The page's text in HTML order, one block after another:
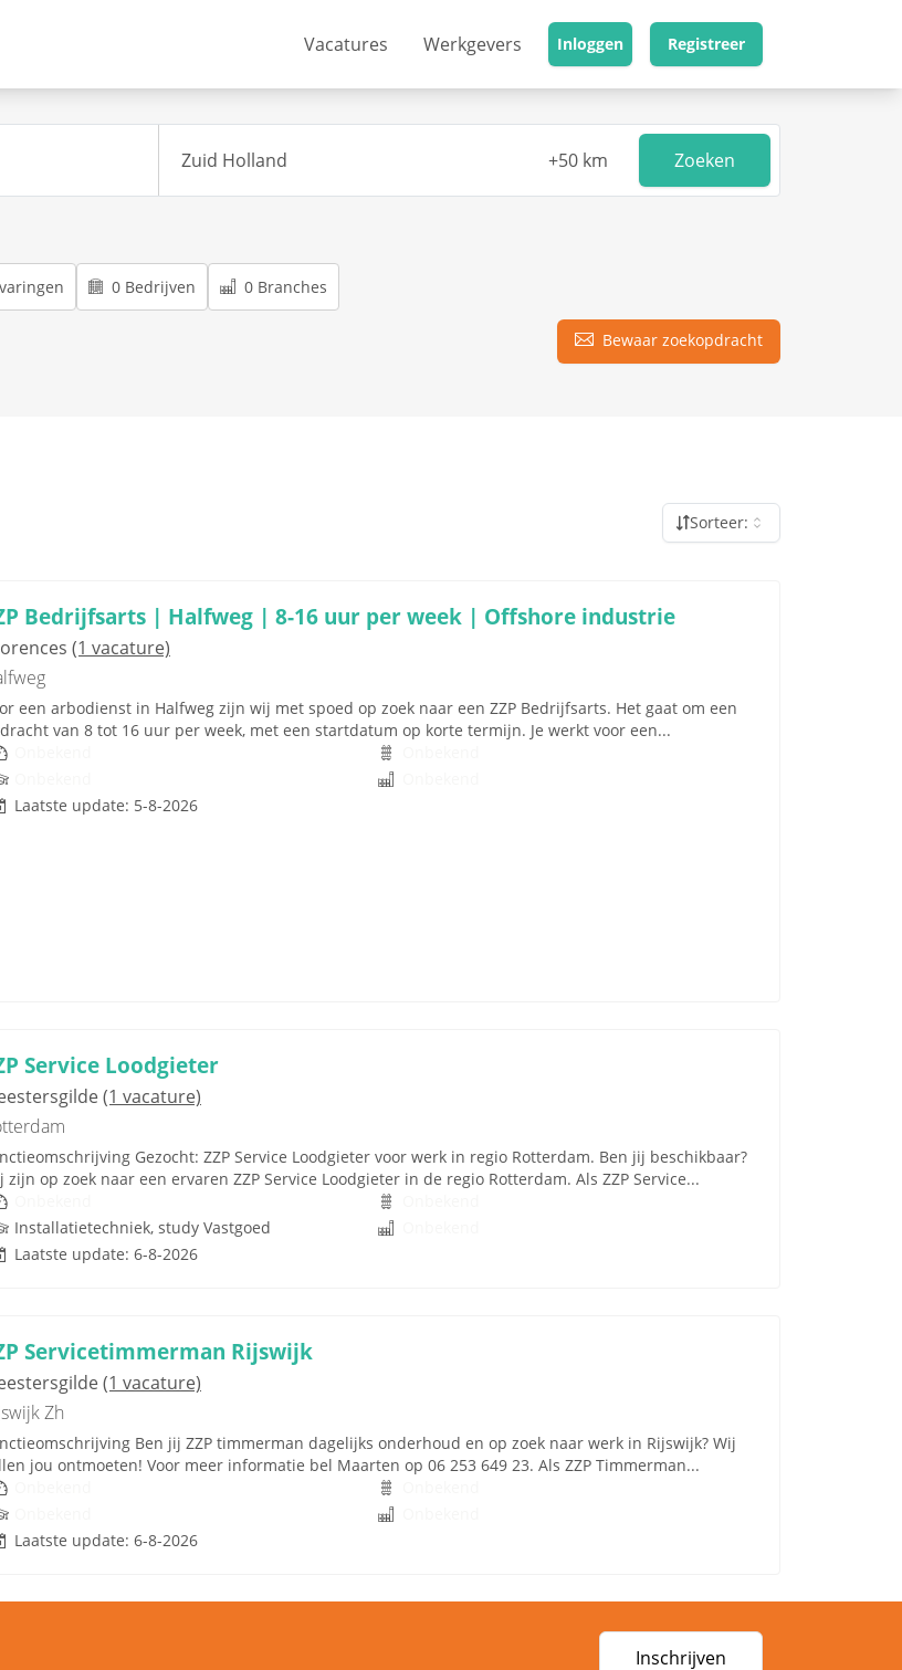
Vacatures Werkgevers Inloggen Registreer
Zoeken
0 Bedrijven 0 Branches
Bewaar zoekopdracht
Sorteer:
Bedrijfsarts | Halfweg | 8-16 uur per week | Offshore industrie
(1 vacature)
een arbodienst in Halfweg zijn wij met spoed op zoek naar een ZZP Bedrijfsarts. Het gaat om een
van 8 tot 16 uur per week, met een startdatum op korte termijn. Je werkt voor een...
Laatste update: 5-8-2026
Service Loodgieter
(1 vacature)
Gezocht: ZZP Service Loodgieter voor werk in regio Rotterdam. Ben jij beschikbaar?
zijn op zoek naar een ervaren ZZP Service Loodgieter in de regio Rotterdam. Als ZZP Service...
Installatietechniek, study Vastgoed
Laatste update: 6-8-2026
Servicetimmerman Rijswijk
(1 vacature)
Zh
Ben jij ZZP timmerman dagelijks onderhoud en op zoek naar werk in Rijswijk? Wij
jou ontmoeten! Voor meer informatie bel Maarten op 06 253 649 23. Als ZZP Timmerman...
Laatste update: 6-8-2026
Inschrijven